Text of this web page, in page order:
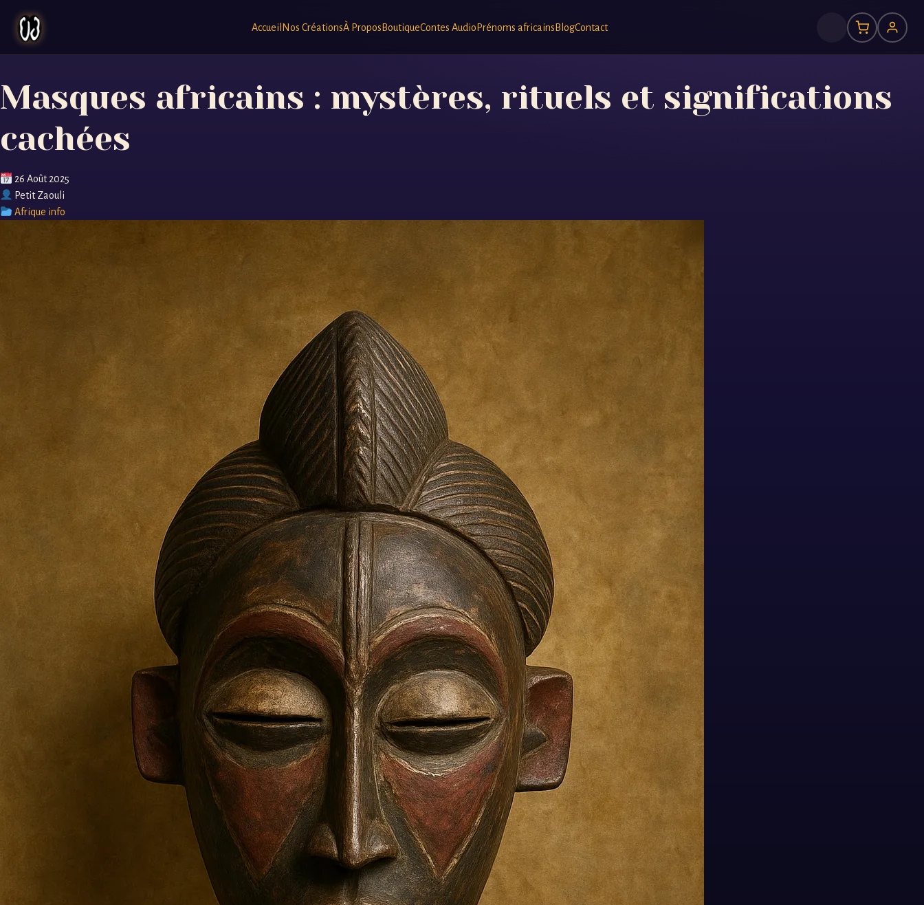
Accueil Nos CréationsÀ ProposBoutiqueContes AudioPrénoms africainsBlogContact
Masques africains : mystères, rituels et significations
cachées
26 Août 2025
Petit Zaouli
Afrique info